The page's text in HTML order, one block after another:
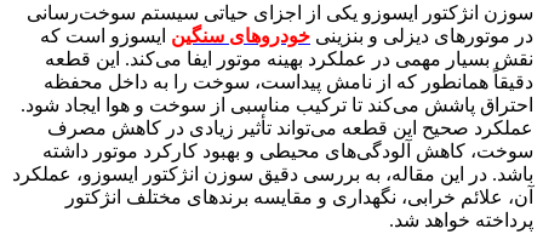
سوزن انژکتور ایسوزو یکی از اجزای حیاتی سیستم سوخت‌رسانی
در موتورهای دیزلی و بنزینی خودروهای سنگین ایسوزو است که
نقش بسیار مهمی در عملکرد بهینه موتور ایفا می‌کند. این قطعه
دقیقاً همانطور که از نامش پیداست، سوخت را به داخل محفظه
احتراق پاشش می‌کند تا ترکیب مناسبی از سوخت و هوا ایجاد شود.
عملکرد صحیح این قطعه می‌تواند تأثیر زیادی در کاهش مصرف
سوخت، کاهش آلودگی‌های محیطی و بهبود کارکرد موتور داشته
باشد. در این مقاله، به بررسی دقیق سوزن انژکتور ایسوزو، عملکرد
آن، علائم خرابی، نگهداری و مقایسه برندهای مختلف انژکتور
پرداخته خواهد شد.